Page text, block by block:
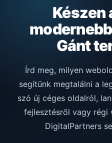
Készen
Gánt
Írd meg, milyen
segítünk megtalálni a
szó új céges oldalról,
fejlesztésről vagy régi
DigitalPartners